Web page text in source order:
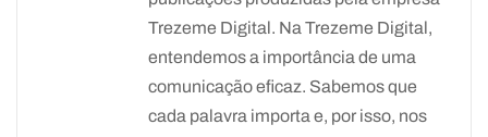
Trezeme Digital. Na Trezeme Digital,
entendemos a importância de uma
comunicação eficaz. Sabemos que
cada palavra importa e, por isso, nos